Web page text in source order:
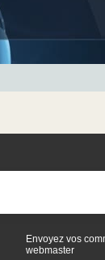
Envoyez vos
webmaster